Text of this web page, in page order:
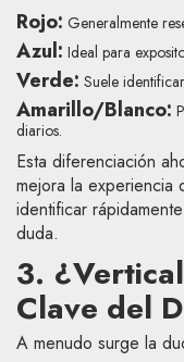
Rojo: Generalmente
Azul: Ideal para
Verde: Suele
Amarillo/Blanco:
diarios.
Esta diferenciación
mejora la experiencia
identificar
duda.
3.
Clave del
A menudo surge la